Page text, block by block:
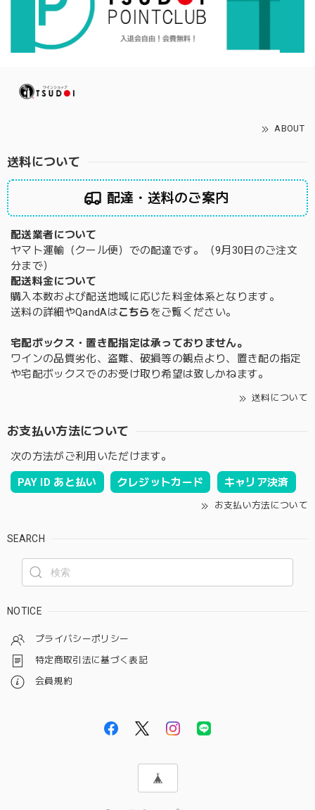
ABOUT
送料について
配達・送料のご案内
配送業者について
ヤマト運輸（クール便）での配達です。（9月30日のご注文
分まで）
配送料金について
購入本数および配送地域に応じた料金体系となります。
送料の詳細やQandAはこちら をご覧ください。
宅配ボックス・置き配指定は承っておりません。
ワインの品質劣化、盗難、破損等の観点より、置き配の指定
や宅配ボックスでのお受け取り希望は致しかねます。
送料について
お支払い方法について
次の方法がご利用いただけます。
PAY ID あと払い クレジットカード キャリア決済
お支払い方法について
SEARCH
NOTICE
プライバシーポリシー
特定商取引法に基づく表記
会員規約